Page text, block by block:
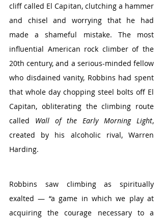
cliff called El Capitan, clutching a hammer
and chisel and worrying that he had
made a shameful mistake. The most
influential American rock climber of the
20th century, and a serious-minded fellow
who disdained vanity, Robbins had spent
that whole day chopping steel bolts off El
Capitan, obliterating the climbing route
called Wall of the Early Morning Light,
created by his alcoholic rival, Warren
Harding.
Robbins saw climbing as spiritually
exalted — “a game in which we play at
acquiring the courage necessary to a